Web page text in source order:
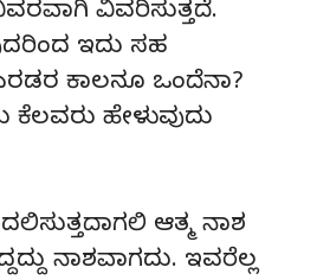
ವಿವರಿಸುತ್ತದೆ.
ಇದು ಸಹ
ಕಾಲನೂ ಒಂದೆನಾ?
ಕೆಲವರು ಹೇಳುವುದು
ಆತ್ಮ ನಾಶ
ನಾಶವಾಗದು. ಇವರೆಲ್ಲ